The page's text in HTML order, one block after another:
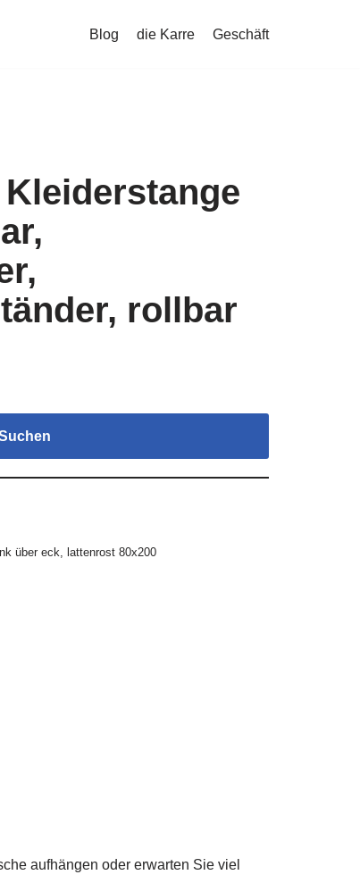
Blog die Karre Geschäft
rollbar
über eck, lattenrost 80x200
aufhängen oder erwarten Sie viel